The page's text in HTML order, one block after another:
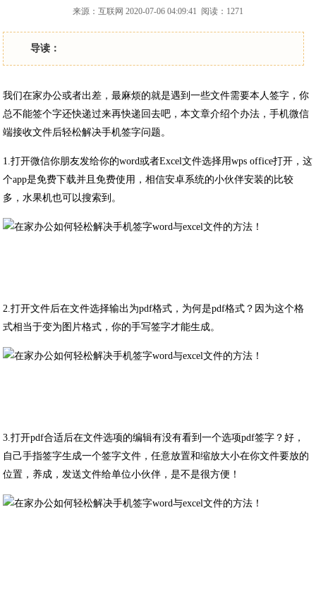
来源：互联网 2020-07-06 04:09:41 阅读：1271
导读：
我们在家办公或者出差，最麻烦的就是遇到一些文件需要本人签字，你
总不能签个字还快递过来再快递回去吧，本文章介绍个办法，手机微信
端接收文件后轻松解决手机签字问题。
1.打开微信你朋友发给你的word或者Excel文件选择用wps office打开，这
个app是免费下载并且免费使用，相信安卓系统的小伙伴安装的比较
多，水果机也可以搜索到。
2.打开文件后在文件选择输出为pdf格式，为何是pdf格式？因为这个格
式相当于变为图片格式，你的手写签字才能生成。
3.打开pdf合适后在文件选项的编辑有没有看到一个选项pdf签字？好，
自己手指签字生成一个签字文件，任意放置和缩放大小在你文件要放的
位置，养成，发送文件给单位小伙伴，是不是很方便！